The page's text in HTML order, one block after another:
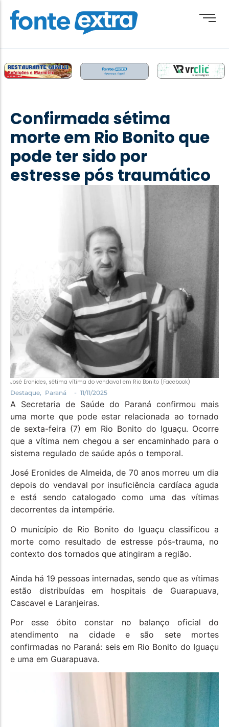
Destaque
Esporte
Geral
Obituário
Santa Helena e Região
Saúde e Bem-Estar
Confirmada sétima
morte em Rio Bonito que
pode ter sido por
estresse pós traumático
José Eronides, sétima vítima do vendaval em Rio Bonito (Facebook)
Destaque, Paraná - 11/11/2025
A Secretaria de Saúde do Paraná confirmou mais
uma morte que pode estar relacionada ao tornado
de sexta-feira (7) em Rio Bonito do Iguaçu. Ocorre
que a vítima nem chegou a ser encaminhado para o
sistema regulado de saúde após o temporal.
José Eronides de Almeida, de 70 anos morreu um dia
depois do vendaval por insuficiência cardíaca aguda
e está sendo catalogado como uma das vítimas
decorrentes da intempérie.
O município de Rio Bonito do Iguaçu classificou a
morte como resultado de estresse pós-trauma, no
contexto dos tornados que atingiram a região.
Ainda há 19 pessoas internadas, sendo que as vítimas
estão distribuídas em hospitais de Guarapuava,
Cascavel e Laranjeiras.
Por esse óbito constar no balanço oficial do
atendimento na cidade e são sete mortes
confirmadas no Paraná: seis em Rio Bonito do Iguaçu
e uma em Guarapuava.